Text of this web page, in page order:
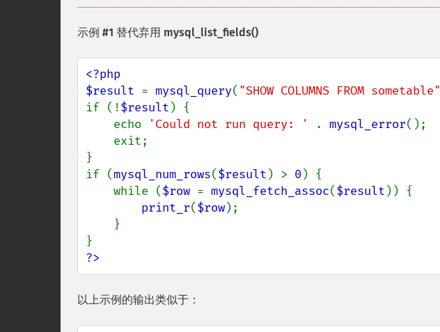
示例 #1 替代弃用 mysql_list_fields()
<?php
$result = mysql_query( "SHOW COLUMNS FROM sometable"
if (!$result ) {
    echo
'Could not run query: ' . mysql_error();
}
if (mysql_num_rows($result ) > 0 ) {
    while (
$row = mysql_fetch_assoc($result )) {
print_r($row);
?>
以上示例的输出类似于：